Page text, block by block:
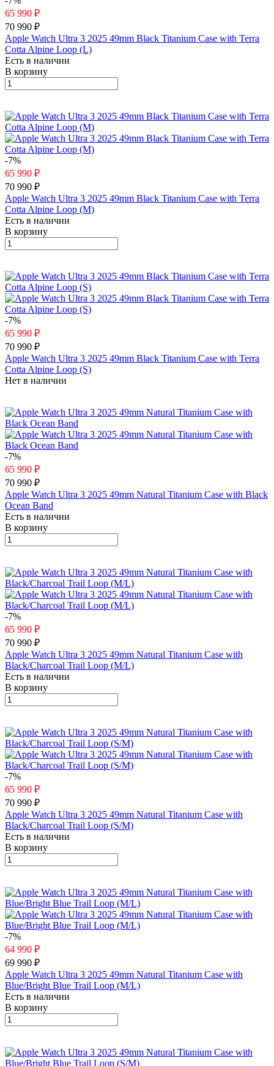
65 990 ₽
70 990 ₽
Apple Watch Ultra 3 2025 49mm Black Titanium Case with Terra
Cotta Alpine Loop (L)
Есть в наличии
В корзину
-7%
65 990 ₽
70 990 ₽
Apple Watch Ultra 3 2025 49mm Black Titanium Case with Terra
Cotta Alpine Loop (M)
Есть в наличии
В корзину
-7%
65 990 ₽
70 990 ₽
Apple Watch Ultra 3 2025 49mm Black Titanium Case with Terra
Cotta Alpine Loop (S)
Нет в наличии
-7%
65 990 ₽
70 990 ₽
Apple Watch Ultra 3 2025 49mm Natural Titanium Case with Black
Ocean Band
Есть в наличии
В корзину
-7%
65 990 ₽
70 990 ₽
Apple Watch Ultra 3 2025 49mm Natural Titanium Case with
Black/Charcoal Trail Loop (M/L)
Есть в наличии
В корзину
-7%
65 990 ₽
70 990 ₽
Apple Watch Ultra 3 2025 49mm Natural Titanium Case with
Black/Charcoal Trail Loop (S/M)
Есть в наличии
В корзину
-7%
64 990 ₽
69 990 ₽
Apple Watch Ultra 3 2025 49mm Natural Titanium Case with
Blue/Bright Blue Trail Loop (M/L)
Есть в наличии
В корзину